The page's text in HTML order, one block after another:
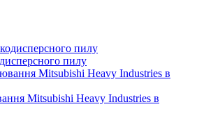
пилу
Mitsubishi Heavy Industries в